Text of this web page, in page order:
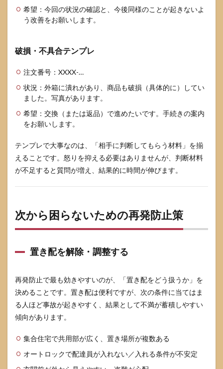
希望：今回の状況の確認と、今後同様のことが起きないよ
う改善をお願いします。
破損・不具合テンプレ
注文番号：XXXX-…
状況：外箱に潰れがあり、商品も破損（具体的に）してい
ました。写真があります。
希望：交換（または返品）で進めたいです。手続きの案内
をお願いします。
テンプレで大事なのは、「相手に判断してもらう材料」を揃
えることです。怒りを抑える必要はありませんが、判断材料
が不足すると質問が増え、結果的に時間が伸びます。
次から困らないための再発防止策
置き配を解除・調整する
再発防止で最も効きやすいのが、「置き配をどう扱うか」を
決めることです。置き配は便利ですが、次の条件に当てはま
る人ほど事故が起きやすく、結果として不満が蓄積しやすい
傾向があります。
集合住宅で共用部が広く、置き場所が複数ある
オートロックで配達員が入れない／入れる条件が不安定